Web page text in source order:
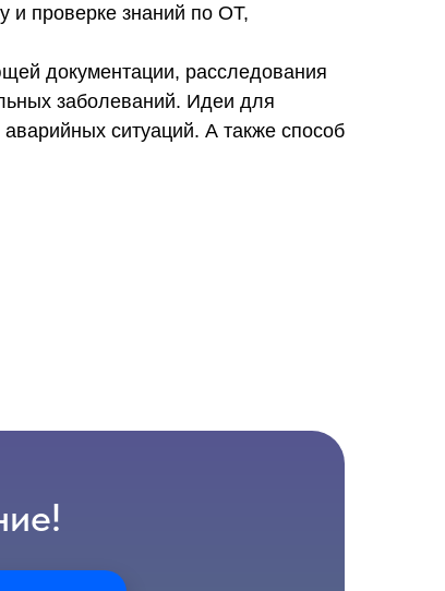
и проверке знаний по ОТ,
документации, расследования
заболеваний. Идеи для
ситуаций. А также способ